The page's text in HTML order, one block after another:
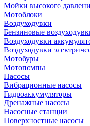
Мойки высокого
Мотоблоки
Воздуходувки
Бензиновые
Воздуходувки
Воздуходувки
Мотобуры
Мотопомпы
Насосы
Вибрационные насосы
Гидроаккумуляторы
Дренажные насосы
Насосные станции
Поверхностные насосы